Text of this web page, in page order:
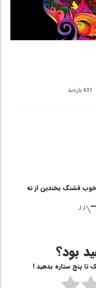
431 بازدید
خوب قشنگ بخندین از ته
بود؟
تا پنج ستاره بدهید !